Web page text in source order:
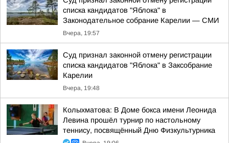
списка кандидатов "Яблока" в
Законодательное собрание Карелии — СМИ
Вчера, 19:57
Суд признал законной отмену регистрации
списка кандидатов "Яблока" в Заксобрание
Карелии
Вчера, 19:48
Колыхматова: В Доме бокса имени Леонида
Левина прошёл турнир по настольному
теннису, посвящённый Дню Физкультурника